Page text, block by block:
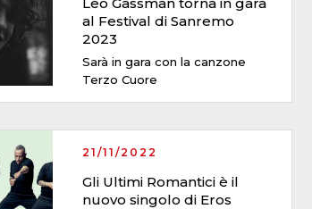
al Festival di Sanremo
2023
Sarà in gara con la canzone
Terzo Cuore
21/11/2022
Gli Ultimi Romantici è il
nuovo singolo di Eros